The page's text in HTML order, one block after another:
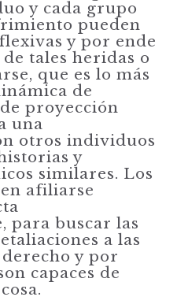
y cada grupo
pueden
y por ende
tales heridas o
que es lo más
de
proyección
una
otros individuos
y
similares. Los
afiliarse
para buscar las
a las
y por
capaces de